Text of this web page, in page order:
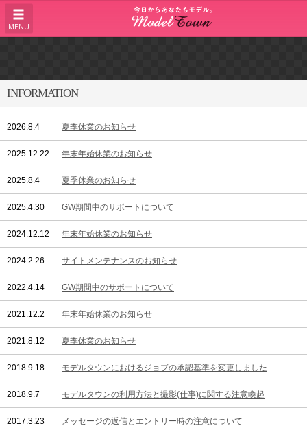
MENU
INFORMATION
2026.8.4 夏季休業のお知らせ
2025.12.22 年末年始休業のお知らせ
2025.8.4 夏季休業のお知らせ
2025.4.30 GW期間中のサポートについて
2024.12.12 年末年始休業のお知らせ
2024.2.26 サイトメンテナンスのお知らせ
2022.4.14 GW期間中のサポートについて
2021.12.2 年末年始休業のお知らせ
2021.8.12 夏季休業のお知らせ
2018.9.18 モデルタウンにおけるジョブの承認基準を変更しました
2018.9.7 モデルタウンの利用方法と撮影(仕事)に関する注意喚起
2017.3.23 メッセージの返信とエントリー時の注意について